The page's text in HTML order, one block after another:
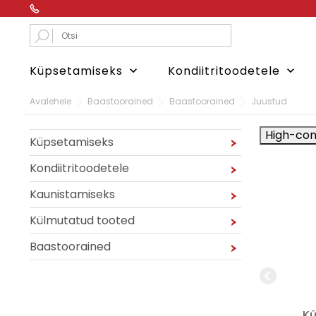
Küpsetamiseks keyboard_arrow_down Kondiitritoodetele keyboard_arrow_down
Avalehele Baastoorained Baastoorained Juustud
Küpsetamiseks
Kondiitritoodetele
Kaunistamiseks
Külmutatud tooted
Baastoorained
High-